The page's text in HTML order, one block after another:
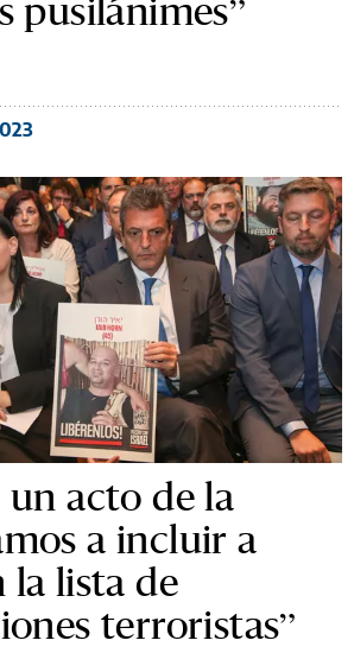
un acto de la
a incluir a
la lista de
terroristas”